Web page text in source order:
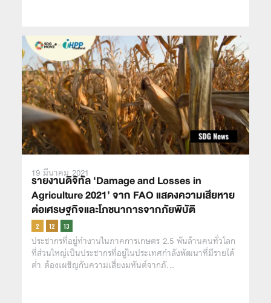
19 มีนาคม 2021
รายงานดิจิทัล ‘Damage and Losses in
Agriculture 2021’ จาก FAO แสดงความเสียหาย
ต่อเศรษฐกิจและโภชนาการจากภัยพิบัติ
ประชากรที่อยู่ทำงานในภาคการเกษตร 2.5 พันล้านคนทั่วโลก
ที่ส่วนใหญ่เป็นประชากรที่อยู่ในประเทศกำลังพัฒนาที่มีรายได้
ต่ำ ต้องเผชิญกับความเสี่ยงมหันต์จากภั…